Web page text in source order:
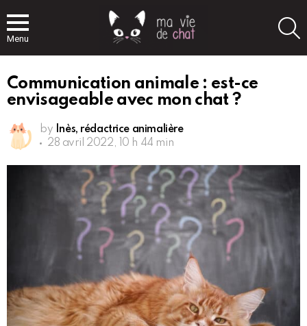
Menu
Communication animale : est-ce
envisageable avec mon chat ?
by Inès, rédactrice animalière
28 avril 2022, 10 h 44 min